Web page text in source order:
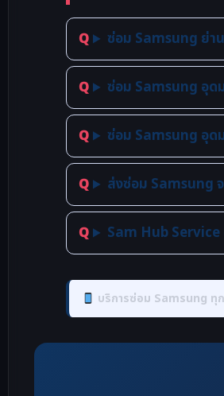
ซ่อม Samsung ย่า
ซ่อม Samsung อุด
ซ่อม Samsung อุด
ส่งซ่อม Samsung
Sam Hub Service
บริการซ่อม Samsung ทุ